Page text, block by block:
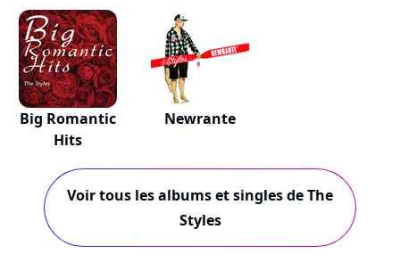
Big Romantic
Hits
Newrante
Voir tous les albums et singles de The
Styles